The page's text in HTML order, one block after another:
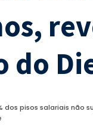
do
dos pisos salariais não